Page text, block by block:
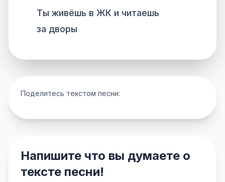
Ты живёшь в ЖК и читаешь
за дворы
Поделитесь текстом песни:
Напишите что вы думаете о
тексте песни!